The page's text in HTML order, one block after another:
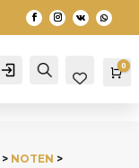
Account Search 0
NOTEN >